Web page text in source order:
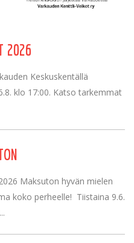
2026
Keskuskentällä
klo 17:00. Katso tarkemmat
Maksuton hyvän mielen
koko perheelle! Tiistaina 9.6.